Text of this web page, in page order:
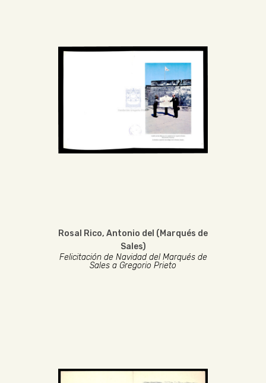
Rosal Rico, Antonio del (Marqués de
Sales)
Felicitación de Navidad del Marqués de
Sales a Gregorio Prieto